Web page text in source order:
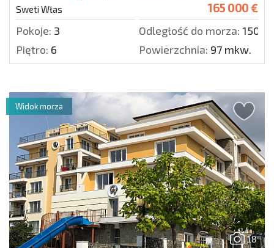
Sweti Włas 165 000 €
Pokoje: 3 Odległość do morza: 150 m.
Piętro: 6 Powierzchnia: 97 mkw.
18
Widok morza